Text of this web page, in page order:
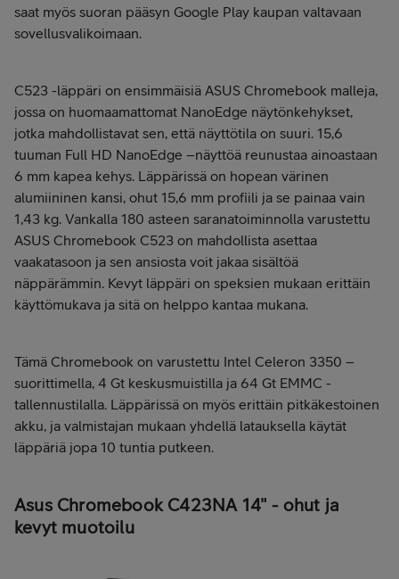
saat myös suoran pääsyn Google Play kaupan valtavaan
sovellusvalikoimaan.
C523 -läppäri on ensimmäisiä ASUS Chromebook malleja,
jossa on huomaamattomat NanoEdge näytönkehykset,
jotka mahdollistavat sen, että näyttötila on suuri. 15,6
tuuman Full HD NanoEdge –näyttöä reunustaa ainoastaan
6 mm kapea kehys. Läppärissä on hopean värinen
alumiininen kansi, ohut 15,6 mm profiili ja se painaa vain
1,43 kg. Vankalla 180 asteen saranatoiminnolla varustettu
ASUS Chromebook C523 on mahdollista asettaa
vaakatasoon ja sen ansiosta voit jakaa sisältöä
näppärämmin. Kevyt läppäri on speksien mukaan erittäin
käyttömukava ja sitä on helppo kantaa mukana.
Tämä Chromebook on varustettu Intel Celeron 3350 –
suorittimella, 4 Gt keskusmuistilla ja 64 Gt EMMC -
tallennustilalla. Läppärissä on myös erittäin pitkäkestoinen
akku, ja valmistajan mukaan yhdellä latauksella käytät
läppäriä jopa 10 tuntia putkeen.
Asus Chromebook C423NA 14" - ohut ja
kevyt muotoilu